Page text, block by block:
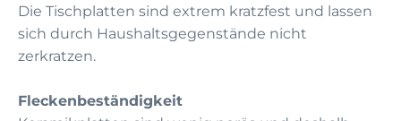
Die Tischplatten sind extrem kratzfest und lassen
sich durch Haushaltsgegenstände nicht
zerkratzen.
Fleckenbeständigkeit